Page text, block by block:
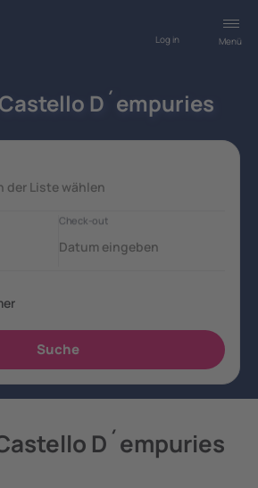
Menü
Log in
D´empuries
D´empuries